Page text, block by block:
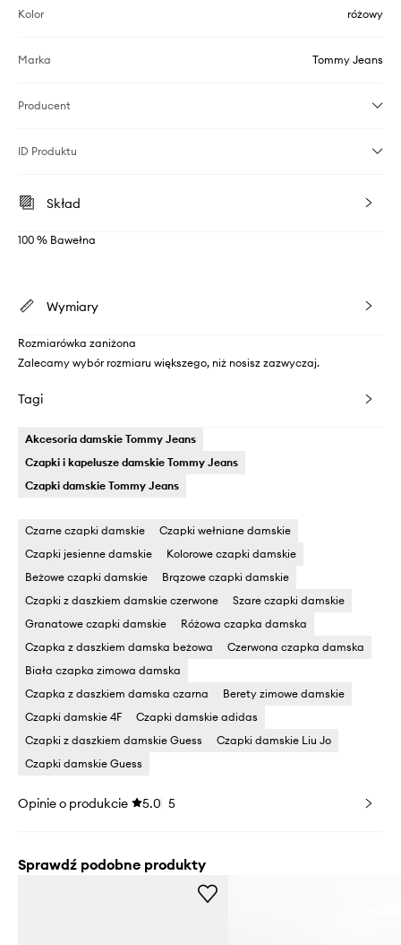
Kolor różowy
Marka Tommy Jeans
Producent
ID Produktu
Skład
100 % Bawełna
Wymiary
Rozmiarówka zaniżona
Zalecamy wybór rozmiaru większego, niż nosisz zazwyczaj.
Tagi
Akcesoria damskie Tommy Jeans
Czapki i kapelusze damskie Tommy Jeans
Czapki damskie Tommy Jeans
Czarne czapki damskie
Czapki wełniane damskie
Czapki jesienne damskie
Kolorowe czapki damskie
Beżowe czapki damskie
Brązowe czapki damskie
Czapki z daszkiem damskie czerwone
Szare czapki damskie
Granatowe czapki damskie
Różowa czapka damska
Czapka z daszkiem damska beżowa
Czerwona czapka damska
Biała czapka zimowa damska
Czapka z daszkiem damska czarna
Berety zimowe damskie
Czapki damskie 4F
Czapki damskie adidas
Czapki z daszkiem damskie Guess
Czapki damskie Liu Jo
Czapki damskie Guess
Opinie o produkcie 5.0 5
Sprawdź podobne produkty